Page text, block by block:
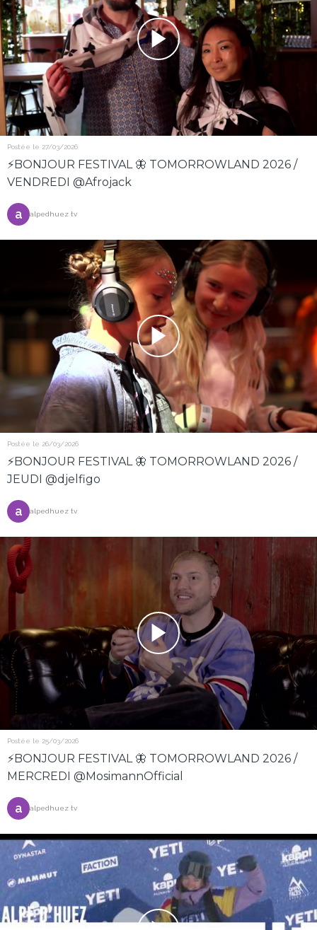
Postée le 27/03/2026
⚡️BONJOUR FESTIVAL 🦋 TOMORROWLAND 2026 /
VENDREDI @Afrojack
a alpedhuez tv
Postée le 26/03/2026
⚡️BONJOUR FESTIVAL 🦋 TOMORROWLAND 2026 /
JEUDI @djelfigo
a alpedhuez tv
Postée le 25/03/2026
⚡️BONJOUR FESTIVAL 🦋 TOMORROWLAND 2026 /
MERCREDI @MosimannOfficial
a alpedhuez tv